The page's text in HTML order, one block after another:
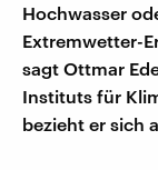
Hochwasser
Extremwetter-
sagt Ottmar
Instituts für
bezieht er sich